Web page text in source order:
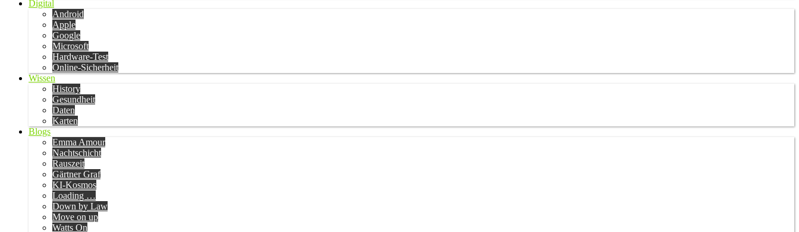
Digital
Android
Apple
Google
Microsoft
Hardware-Test
Online-Sicherheit
Wissen
History
Gesundheit
Daten
Karten
Blogs
Emma Amour
Nachtschicht
Rauszeit
Gärtner Graf
KI-Kosmos
Loading …
Down by Law
Move on up
Watts On